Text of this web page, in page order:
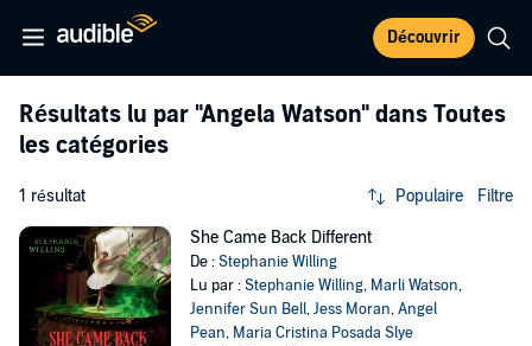
Découvrir
Résultats lu par "Angela Watson" dans Toutes
les catégories
1 résultat Populaire Filtre
She Came Back Different
De :Stephanie Willing
Lu par :Stephanie Willing, Marli Watson,
Jennifer Sun Bell,Jess Moran,Angel
Pean, Maria Cristina Posada Slye